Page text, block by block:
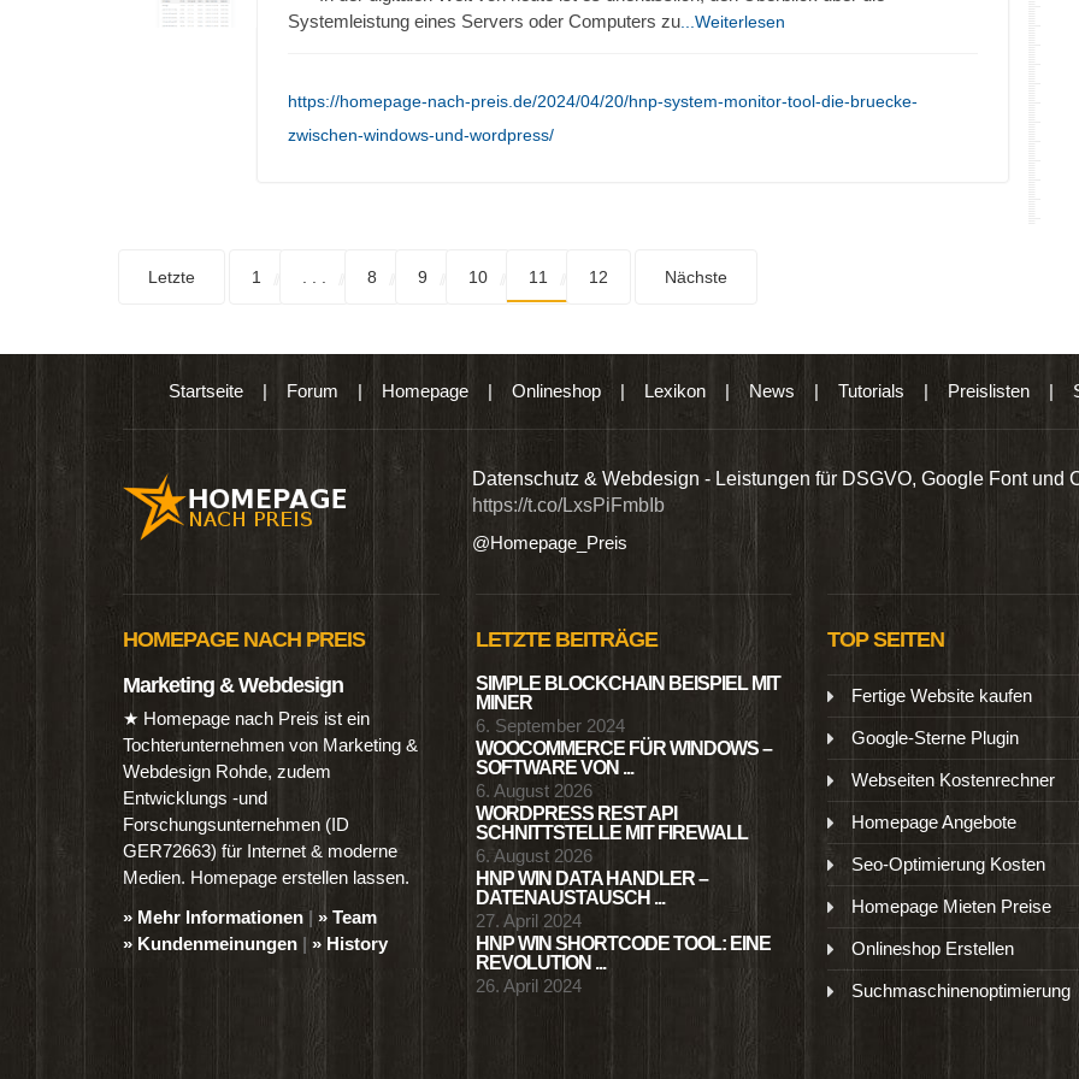
Systemleistung eines Servers oder Computers zu ...Weiterlesen
https://homepage-nach-preis.de/2024/04/20/hnp-system-monitor-tool-die-bruecke-
zwischen-windows-und-wordpress/
Letzte 1 8 9 10 11 12 Nächste
Startseite| Forum | Homepage| Onlineshop| Lexikon|News | Tutorials |Preislisten|
Produkten wie Ebooks & DVDs.… Datenschutz & Webdesign - Leistungen für DSGVO, Google Font und
https://t.co/LxsPiFmbIb
@Homepage_Preis
HOMEPAGE NACH PREIS
Marketing & Webdesign
★ Homepage nach Preis ist ein
Tochterunternehmen von Marketing &
Webdesign Rohde, zudem
Entwicklungs -und
Forschungsunternehmen (ID
GER72663) für Internet & moderne
Medien. Homepage erstellen lassen.
» Mehr Informationen | » Team
» Kundenmeinungen | » History
LETZTE BEITRÄGE
SIMPLE BLOCKCHAIN BEISPIEL MIT
MINER
6. September 2024
WOOCOMMERCE FÜR WINDOWS –
SOFTWARE VON ...
6. August 2026
WORDPRESS REST API
SCHNITTSTELLE MIT FIREWALL
6. August 2026
HNP WIN DATA HANDLER –
DATENAUSTAUSCH ...
27. April 2024
HNP WIN SHORTCODE TOOL: EINE
REVOLUTION ...
26. April 2024
TOP SEITEN
Fertige Website kaufen
Google-Sterne Plugin
Webseiten Kostenrechner
Homepage Angebote
Seo-Optimierung Kosten
Homepage Mieten Preise
Onlineshop Erstellen
Suchmaschinenoptimierung